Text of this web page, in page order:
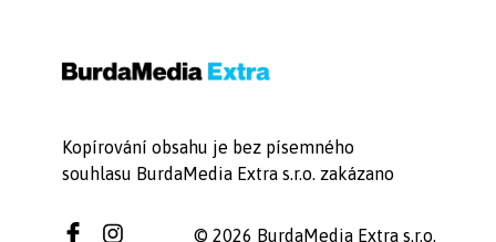
Kopírování obsahu je bez písemného
souhlasu BurdaMedia Extra s.r.o. zakázano
© 2026 BurdaMedia Extra s.r.o.